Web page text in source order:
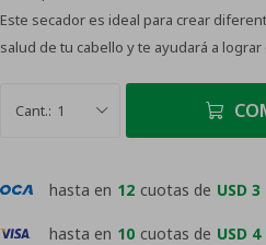
Este secador es ideal para crear
salud de tu cabello y te ayudará a
1
hasta en 12 cuotas de USD 3
hasta en 10 cuotas de USD 4